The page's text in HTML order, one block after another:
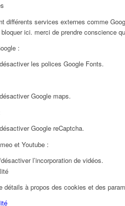
différents services externes comme
ici. merci de prendre conscience
:
les polices Google Fonts.
Google maps.
Google reCaptcha.
et Youtube :
l’incorporation de vidéos.
détails à propos des cookies et des